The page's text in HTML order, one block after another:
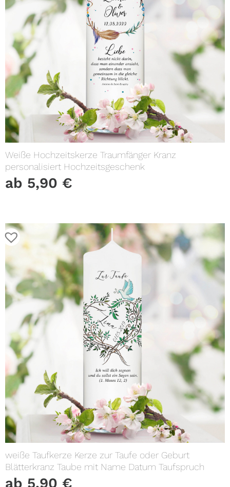
Weiße Hochzeitskerze Traumfänger Kranz
personalisiert Hochzeitsgeschenk
ab 5,90 €
weiße Taufkerze Kerze zur Taufe oder Geburt
Blätterkranz Taube mit Name Datum Taufspruch
ab 5,90 €